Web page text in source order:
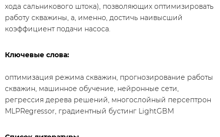
хода сальникового штока), позволяющих оптимизировать
работу скважины, а, именно, достичь наивысший
коэффициент подачи насоса.
Ключевые слова:
оптимизация режима скважин, прогнозирование работы
скважин, машинное обучение, нейронные сети,
регрессия дерева решений, многослойный персептрон
MLPRegressor, градиентный бустинг LightGBM